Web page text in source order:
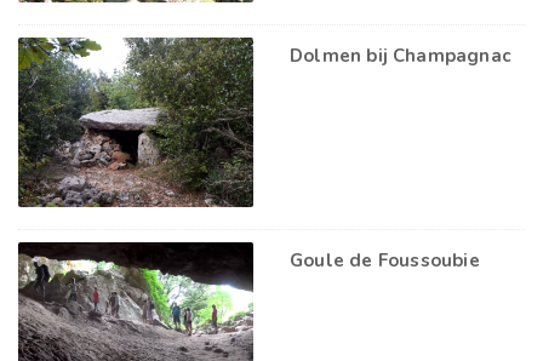
Dolmen bij Champagnac
Goule de Foussoubie